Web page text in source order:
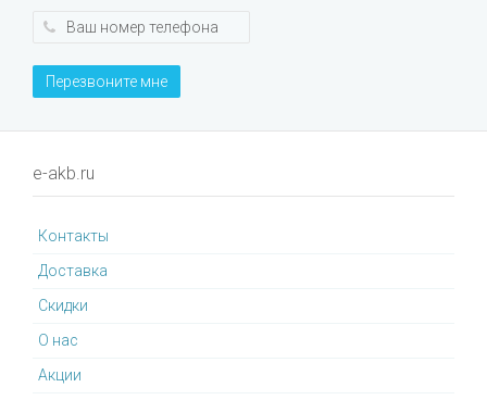
Перезвоните мне
e-akb.ru
Контакты
Доставка
Cкидки
О нас
Акции